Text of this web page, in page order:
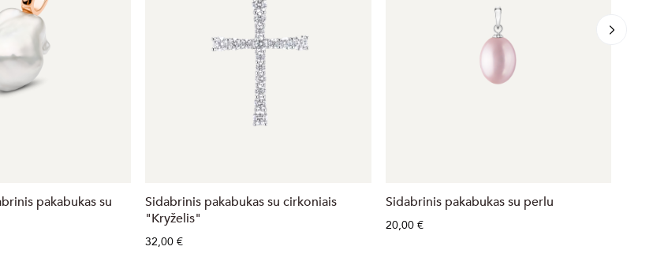
pakabukas su
Sidabrinis pakabukas su cirkoniais
"Kryželis"
32,00 €
Sidabrinis pakabukas su perlu
20,00 €